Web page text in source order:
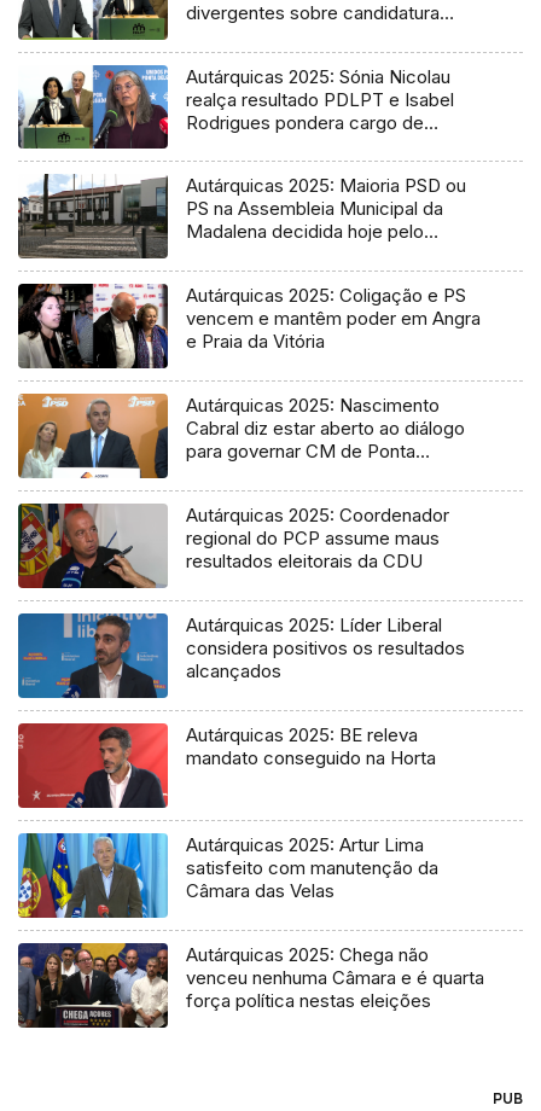
divergentes sobre candidatura
Autárquicas 2025: Sónia Nicolau
realça resultado PDLPT e Isabel
Rodrigues pondera cargo de
Autárquicas 2025: Maioria PSD ou
PS na Assembleia Municipal da
Madalena decidida hoje pelo
Autárquicas 2025: Coligação e PS
vencem e mantêm poder em Angra
e Praia da Vitória
Autárquicas 2025: Nascimento
Cabral diz estar aberto ao diálogo
para governar CM de Ponta
Autárquicas 2025: Coordenador
regional do PCP assume maus
resultados eleitorais da CDU
Autárquicas 2025: Líder Liberal
considera positivos os resultados
alcançados
Autárquicas 2025: BE releva
mandato conseguido na Horta
Autárquicas 2025: Artur Lima
satisfeito com manutenção da
Câmara das Velas
Autárquicas 2025: Chega não
venceu nenhuma Câmara e é quarta
força política nestas eleições
PUB